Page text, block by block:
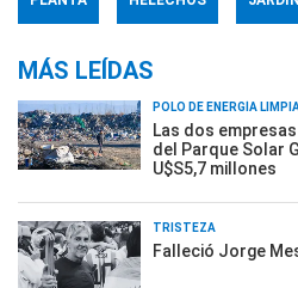
MÁS LEÍDAS
POLO DE ENERGÍA
Las dos
del Parque Solar
U$S5,7 millones
TRISTEZA
Falleció Jorge